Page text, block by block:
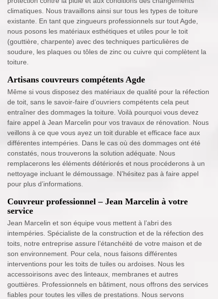
climatiques. Nous travaillons ainsi sur tous les types de toiture
existante. En tant que zingueurs professionnels sur tout Agde,
nous posons les matériaux esthétiques et utiles pour le toit
(gouttière, charpente) avec des techniques particulières de
soudure, les plaques ou tôles de zinc ou cuivre qui complètent la
toiture.
Artisans couvreurs compétents Agde
Même si vous disposez des matériaux de qualité pour la réfection
de toit, sans le savoir-faire d’ouvriers compétents cela peut
entraîner des dommages la toiture. Voilà pourquoi vous devez
faire appel à Jean Marcelin pour vos travaux de rénovation. Nous
veillons à ce que vous ayez un toit durable et efficace face aux
différentes intempéries. Dans le cas où des dommages ont été
constatés, nous trouverons la solution adéquate. Nous
remplacerons les éléments détériorés et nous procéderons à un
nettoyage incluant le démoussage. N’hésitez pas à faire appel
pour plus d’informations.
Couvreur professionnel – Jean Marcelin à votre
service
Jean Marcelin et son équipe vous mettent à l’abri des
intempéries. Spécialiste de la construction et de la réfection des
toits, notre entreprise assure l’étanchéité de votre maison et de
son environnement. Pour cela, nous faisons différentes
interventions pour les toits de tuiles ou ardoises. Nous les
accessoirisons avec des linteaux, membranes et autres
gouttières. Professionnels en bâtiment, nous offrons des services
fiables pour toutes les villes de prestations. Nous servons